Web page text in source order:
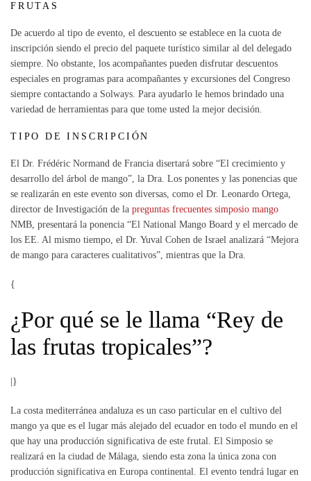
FRUTAS
De acuerdo al tipo de evento, el descuento se establece en la cuota de
inscripción siendo el precio del paquete turístico similar al del delegado
siempre. No obstante, los acompañantes pueden disfrutar descuentos
especiales en programas para acompañantes y excursiones del Congreso
siempre contactando a Solways. Para ayudarlo le hemos brindado una
variedad de herramientas para que tome usted la mejor decisión.
TIPO DE INSCRIPCIÓN
El Dr. Frédéric Normand de Francia disertará sobre “El crecimiento y
desarrollo del árbol de mango”, la Dra. Los ponentes y las ponencias que
se realizarán en este evento son diversas, como el Dr. Leonardo Ortega,
director de Investigación de la preguntas frecuentes simposio mango
NMB, presentará la ponencia “El National Mango Board y el mercado de
los EE. Al mismo tiempo, el Dr. Yuval Cohen de Israel analizará “Mejora
de mango para caracteres cualitativos”, mientras que la Dra.
{
¿Por qué se le llama “Rey de
las frutas tropicales”?
|}
La costa mediterránea andaluza es un caso particular en el cultivo del
mango ya que es el lugar más alejado del ecuador en todo el mundo en el
que hay una producción significativa de este frutal. El Simposio se
realizará en la ciudad de Málaga, siendo esta zona la única zona con
producción significativa en Europa continental. El evento tendrá lugar en